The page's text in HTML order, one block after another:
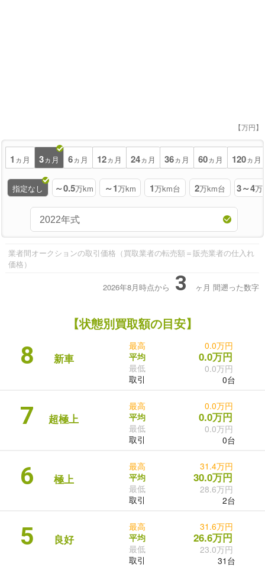
【万円】
1 ヵ月 3ヵ月 6ヵ月 12ヵ月 24ヵ月 36ヵ月 60ヵ月 120ヵ月
指定なし ～0.5万km ～1万km 1万km台 2万km台 3～4万
業者間オークションの取引価格（買取業者の転売額＝販売業者の仕入れ
価格）
2026年8月時点から 3 ヶ月 間遡った数字
【状態別買取額の目安】
8 新車
最高
平均
最低
取引
0.0万円
0.0万円
0.0万円
0台
7 超極上
最高
平均
最低
取引
0.0万円
0.0万円
0.0万円
0台
6 極上
最高
平均
最低
取引
31.4万円
30.0万円
28.6万円
2台
5 良好
最高
平均
最低
取引
31.6万円
26.6万円
23.0万円
31台